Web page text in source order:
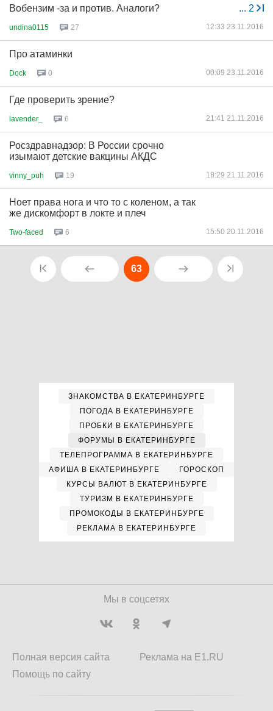
... 2
Вобензим -за и против. Аналоги?
undina0115 27 12:33 23.11.2016
Про атаминки
Dock 0 00:09 23.11.2016
Где проверить зрение?
lavender_ 6 21:41 21.11.2016
Росздравнадзор: В России срочно
изымают детские вакцины АКДС
vinny_puh 19 18:29 21.11.2016
Ноет права нога и что то с коленом, а так
же дискомфорт в локте и плеч
Two-faced 6 15:50 20.11.2016
63
ЗНАКОМСТВА В ЕКАТЕРИНБУРГЕ
ПОГОДА В ЕКАТЕРИНБУРГЕ
ПРОБКИ В ЕКАТЕРИНБУРГЕ
ФОРУМЫ В ЕКАТЕРИНБУРГЕ
ТЕЛЕПРОГРАММА В ЕКАТЕРИНБУРГЕ
АФИША В ЕКАТЕРИНБУРГЕ
ГОРОСКОП
КУРСЫ ВАЛЮТ В ЕКАТЕРИНБУРГЕ
ТУРИЗМ В ЕКАТЕРИНБУРГЕ
ПРОМОКОДЫ В ЕКАТЕРИНБУРГЕ
РЕКЛАМА В ЕКАТЕРИНБУРГЕ
Мы в соцсетях
Полная версия сайта
Помощь по сайту
Реклама на E1.RU